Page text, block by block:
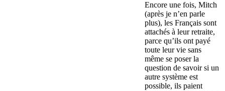
Encore une fois, Mitch
(après je n’en parle
plus), les Français sont
attachés à leur retraite,
parce qu’ils ont payé
toute leur vie sans
même se poser la
question de savoir si un
autre système est
possible, ils paient